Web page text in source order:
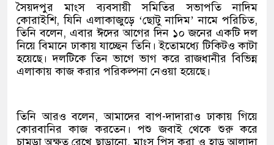
সৈয়দপুর মাংস ব্যবসায়ী সমিতির সভাপতি নাদিম
কোরাইশি, যিনি এলাকাজুড়ে ‘ছোটু নাদিম’ নামে পরিচিত,
তিনি বলেন, এবার ঈদের আগের দিন ১০ জনের একটি দল
নিয়ে বিমানে ঢাকায় যাচ্ছেন তিনি। ইতোমধ্যে টিকিটও কাটা
হয়েছে। দলটিকে তিন ভাগে ভাগ করে রাজধানীর বিভিন্ন
এলাকায় কাজ করার পরিকল্পনা নেওয়া হয়েছে।
তিনি আরও বলেন, আমাদের বাপ-দাদারাও ঢাকায় গিয়ে
কোরবানির কাজ করতেন। পশু জবাই থেকে শুরু করে
চামড়া অক্ষত রেখে ছাড়ানো, মাংস পিস করা ও হাড় আলাদা